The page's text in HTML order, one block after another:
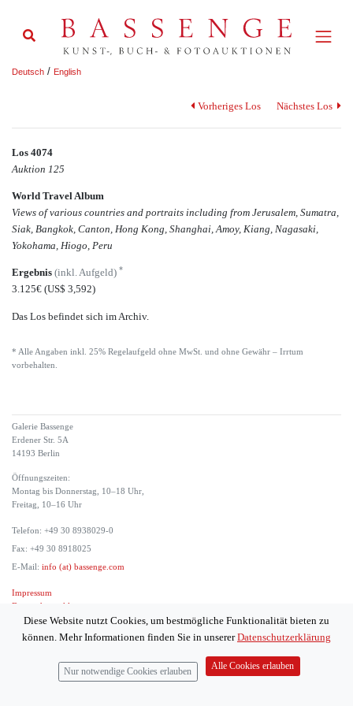
Deutsch / English
Vorheriges Los Nächstes Los
Los 4074
Auktion 125
World Travel Album
Views of various countries and portraits including from Jerusalem, Sumatra,
Siak, Bangkok, Canton, Hong Kong, Shanghai, Amoy, Kiang, Nagasaki,
Yokohama, Hiogo, Peru
Ergebnis (inkl. Aufgeld) *
3.125€ (US$ 3,592)
Das Los befindet sich im Archiv.
* Alle Angaben inkl. 25% Regelaufgeld ohne MwSt. und ohne Gewähr – Irrtum
vorbehalten.
Galerie Bassenge
Erdener Str. 5A
14193 Berlin
Öffnungszeiten:
Montag bis Donnerstag, 10–18 Uhr,
Freitag, 10–16 Uhr
Telefon: +49 30 8938029-0
Fax: +49 30 8918025
E-Mail: info (at) bassenge.com
Impressum
© 2026 Galerie Gerda Bassenge
Diese Website nutzt Cookies, um bestmögliche Funktionalität bieten zu
können. Mehr Informationen finden Sie in unsererDatenschutzerklärung
Nur notwendige Cookies erlauben
Alle Cookies erlauben